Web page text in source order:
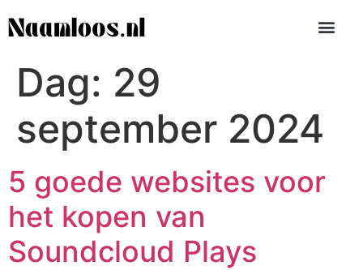
Dag: 29
september 2024
5 goede websites voor
het kopen van
Soundcloud Plays